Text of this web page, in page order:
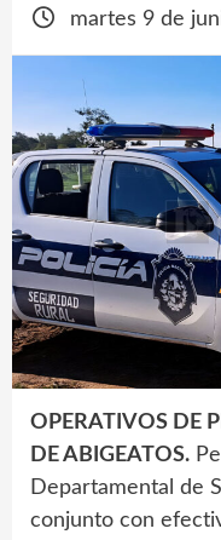
martes 9 de
OPERATIVOS DE
DE ABIGEATOS.
Departamental de
conjunto con